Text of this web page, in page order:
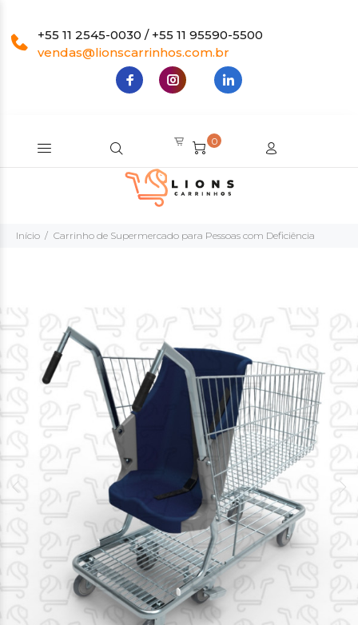
+55 11 2545-0030 / +55 11 95590-5500
vendas@lionscarrinhos.com.br
0
Início Carrinho de Supermercado para Pessoas com Deficiência